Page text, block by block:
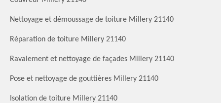
Nettoyage et démoussage de toiture Millery 21140
Réparation de toiture Millery 21140
Ravalement et nettoyage de façades Millery 21140
Pose et nettoyage de gouttières Millery 21140
Isolation de toiture Millery 21140